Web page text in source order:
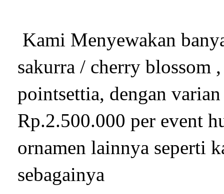
Kami Menyewakan
sakurra / cherry blossom
pointsettia, dengan
Rp.2.500.000 per event
ornamen lainnya seperti
sebagainya